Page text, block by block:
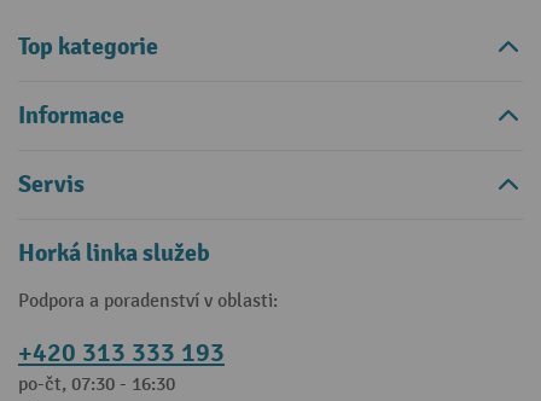
Top kategorie
Informace
Servis
Horká linka služeb
Podpora a poradenství v oblasti:
+420 313 333 193
po-čt, 07:30 - 16:30